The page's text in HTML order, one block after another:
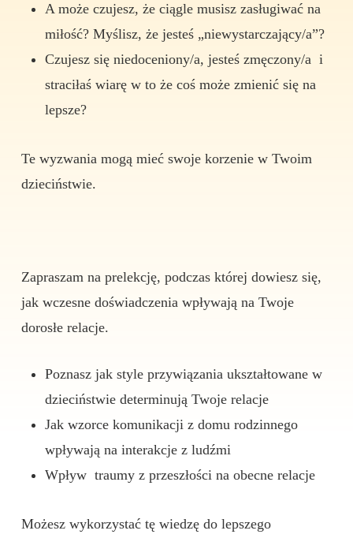
A może czujesz, że ciągle musisz zasługiwać na
miłość? Myślisz, że jesteś „niewystarczający/a”?
Czujesz się niedoceniony/a, jesteś zmęczony/a i
straciłaś wiarę w to że coś może zmienić się na
lepsze?
Te wyzwania mogą mieć swoje korzenie w Twoim
dzieciństwie.
Zapraszam na prelekcję, podczas której dowiesz się,
jak wczesne doświadczenia wpływają na Twoje
dorosłe relacje.
Poznasz jak style przywiązania ukształtowane w
dzieciństwie determinują Twoje relacje
Jak wzorce komunikacji z domu rodzinnego
wpływają na interakcje z ludźmi
Wpływ traumy z przeszłości na obecne relacje
Możesz wykorzystać tę wiedzę do lepszego